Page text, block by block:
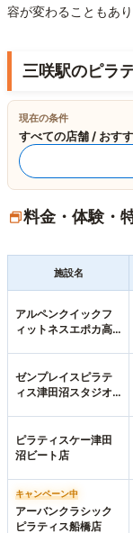
容が変わることもあ
三咲駅のピラ
現在の条件
すべての店舗 / おす
料金・体験・
施設名
アルペンクイックフ
ィットネスエポカ高
ゼンプレイスピラテ
ィス津田沼スタジオ
ピラティスケー津田
沼ビート店
キャンペーン中
アーバンクラシック
ピラティス船橋店